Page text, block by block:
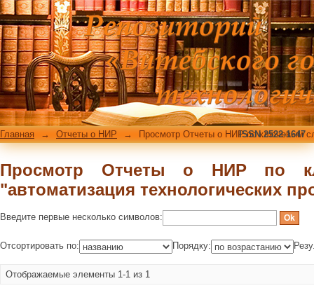
Просмотр Отчеты о НИР по
технологических процессов"
Главная → Отчеты о НИР → Просмотр Отчеты о НИР по ключевым
ISSN 2522-1647
Просмотр Отчеты о НИР по
"автоматизация технологических
Введите первые несколько символов:
Отсортировать по: Порядку:
Отображаемые элементы 1-1 из 1